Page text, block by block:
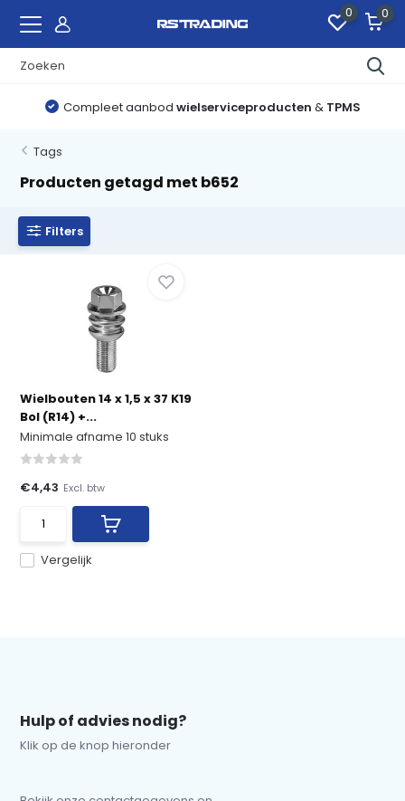
0 0
Compleet aanbod wielserviceproducten & TPMS
Tags
Producten getagd met b652
Filters
Wielbouten 14 x 1,5 x 37 K19
Bol (R14) +...
Minimale afname 10 stuks
Vergelijk
€4,43 Excl. btw
Hulp of advies nodig?
Klik op de knop hieronder